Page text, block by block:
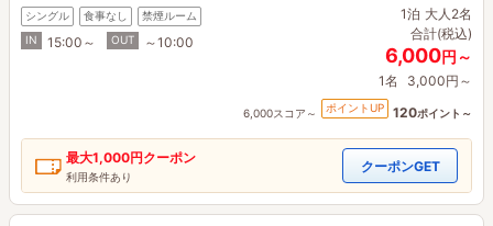
シングル 食事なし
禁煙ルーム
IN
15:00～ OUT ～10:00
1泊 大人2名
合計(税込)
6,000円～
1名 3,000円～
6,000スコア～ ポイントUP 120ポイント～
最大1,000円クーポン
利用条件あり
クーポンGET